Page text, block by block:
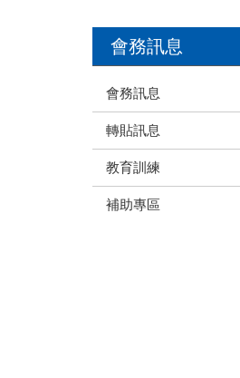
會務訊息
會務訊息
轉貼訊息
教育訓練
補助專區